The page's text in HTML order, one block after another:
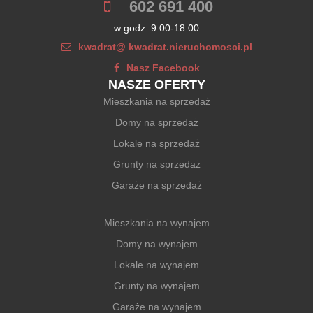
602 691 400
w godz. 9.00-18.00
kwadrat@ kwadrat.nieruchomosci.pl
Nasz Facebook
NASZE OFERTY
Mieszkania na sprzedaż
Domy na sprzedaż
Lokale na sprzedaż
Grunty na sprzedaż
Garaże na sprzedaż
Mieszkania na wynajem
Domy na wynajem
Lokale na wynajem
Grunty na wynajem
Garaże na wynajem